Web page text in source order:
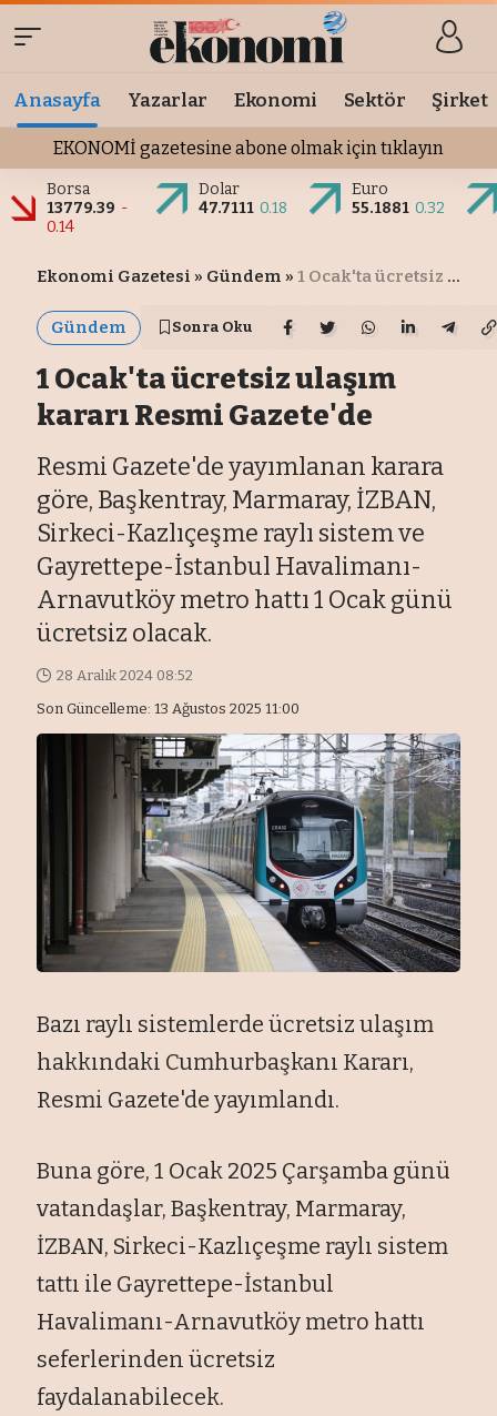
Anasayfa Yazarlar Ekonomi Sektör Şirket
EKONOMİ gazetesine abone olmak için tıklayın
Borsa
13779.39 -
0.14
Dolar
47.7111 0.18
Euro
55.1881 0.32
Ekonomi Gazetesi » Gündem »1 Ocak'ta ücretsiz ulaşım kararı Resmi Gazete'de
Gündem Sonra Oku
1 Ocak'ta ücretsiz ulaşım
kararı Resmi Gazete'de
Resmi Gazete'de yayımlanan karara
göre, Başkentray, Marmaray, İZBAN,
Sirkeci-Kazlıçeşme raylı sistem ve
Gayrettepe-İstanbul Havalimanı-
Arnavutköy metro hattı 1 Ocak günü
ücretsiz olacak.
Son Güncelleme: 13 Ağustos 2025 11:00
28 Aralık 2024 08:52
Bazı raylı sistemlerde ücretsiz ulaşım
hakkındaki Cumhurbaşkanı Kararı,
Resmi Gazete'de yayımlandı.
Buna göre, 1 Ocak 2025 Çarşamba günü
vatandaşlar, Başkentray, Marmaray,
İZBAN, Sirkeci-Kazlıçeşme raylı sistem
tattı ile Gayrettepe-İstanbul
Havalimanı-Arnavutköy metro hattı
seferlerinden ücretsiz
faydalanabilecek.